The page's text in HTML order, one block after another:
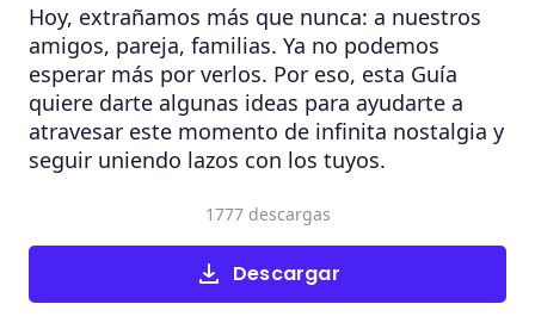
Hoy, extrañamos más que nunca: a nuestros
amigos, pareja, familias. Ya no podemos
esperar más por verlos. Por eso, esta Guía
quiere darte algunas ideas para ayudarte a
atravesar este momento de infinita nostalgia y
seguir uniendo lazos con los tuyos.
Descargar
1777 descargas